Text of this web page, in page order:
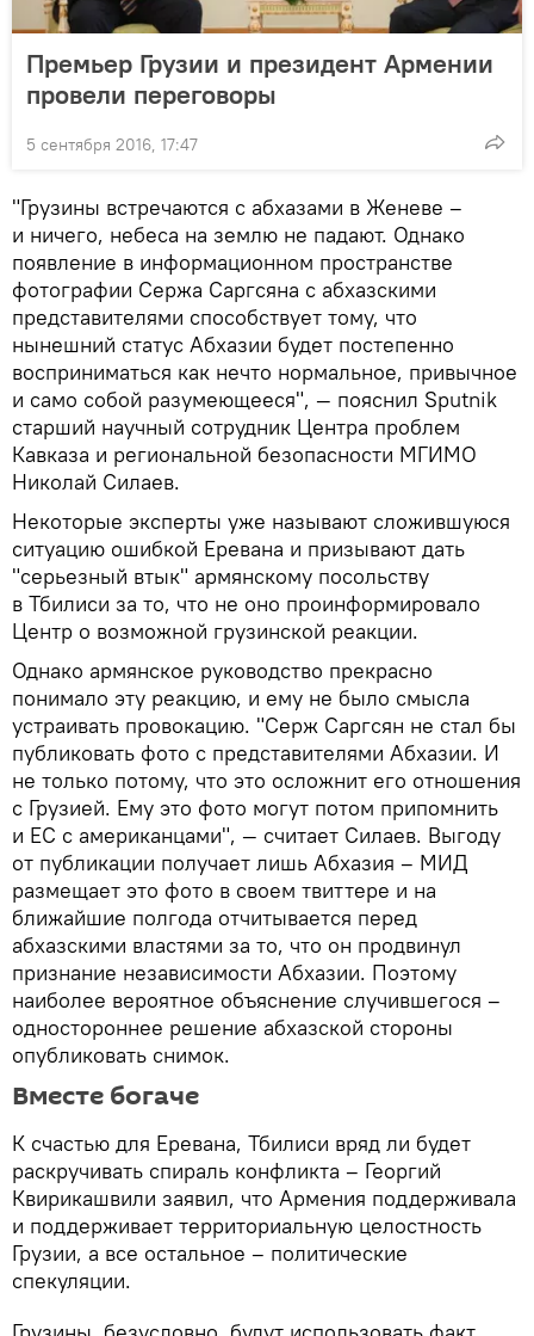
Премьер Грузии и президент Армении
провели переговоры
5 сентября 2016, 17:47
"Грузины встречаются с абхазами в Женеве –
и ничего, небеса на землю не падают. Однако
появление в информационном пространстве
фотографии Сержа Саргсяна с абхазскими
представителями способствует тому, что
нынешний статус Абхазии будет постепенно
восприниматься как нечто нормальное, привычное
и само собой разумеющееся", — пояснил Sputnik
cтарший научный сотрудник Центра проблем
Кавказа и региональной безопасности МГИМО
Николай Силаев.
Некоторые эксперты уже называют сложившуюся
ситуацию ошибкой Еревана и призывают дать
"серьезный втык" армянскому посольству
в Тбилиси за то, что не оно проинформировало
Центр о возможной грузинской реакции.
Однако армянское руководство прекрасно
понимало эту реакцию, и ему не было смысла
устраивать провокацию. "Серж Саргсян не стал бы
публиковать фото с представителями Абхазии. И
не только потому, что это осложнит его отношения
с Грузией. Ему это фото могут потом припомнить
и ЕС с американцами", — считает Силаев. Выгоду
от публикации получает лишь Абхазия – МИД
размещает это фото в своем твиттере и на
ближайшие полгода отчитывается перед
абхазскими властями за то, что он продвинул
признание независимости Абхазии. Поэтому
наиболее вероятное объяснение случившегося –
одностороннее решение абхазской стороны
опубликовать снимок.
Вместе богаче
К счастью для Еревана, Тбилиси вряд ли будет
раскручивать спираль конфликта – Георгий
Квирикашвили заявил, что Армения поддерживала
и поддерживает территориальную целостность
Грузии, а все остальное – политические
спекуляции.